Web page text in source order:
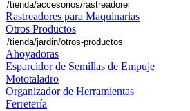
Rastreadores para Maquinarias
Otros Productos
Ahoyadoras
Esparcidor de Semillas de Empuje
Mototaladro
Organizador de Herramientas
Ferretería